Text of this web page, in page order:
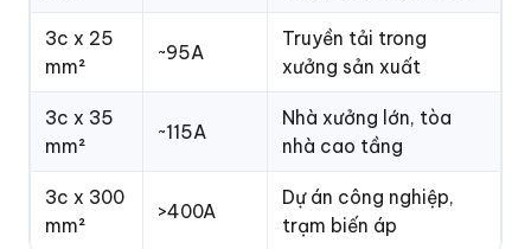
3c x 25
mm²
~95A
Truyền tải trong
xưởng sản xuất
3c x 35
mm²
~115A
Nhà xưởng lớn, tòa
nhà cao tầng
3c x 300
mm²
>400A
Dự án công nghiệp,
trạm biến áp